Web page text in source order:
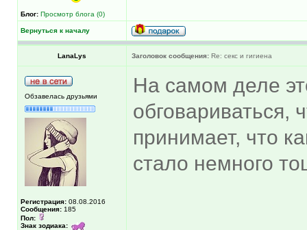
Блог: Просмотр блога (0)
Вернуться к началу
LanaLys Заголовок сообщения: Re: секс и гигиена
Обзавелась друзьями
Регистрация: 08.08.2016
Сообщения: 185
Пол:
Знак зодиака:
На самом деле
обговариваться,
принимает, что
стало немного